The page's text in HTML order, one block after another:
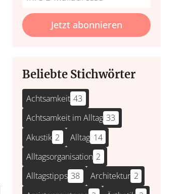
fill
this
Mailadresse:Jetzt abonnieren
Beliebte Stichwörter
Achtsamkeit 43
Achtsamkeit im Alltag 33
Akustik 2 Alltag 14
Alltagsorganisation 2
Alltagstipps 38 Architektur 2